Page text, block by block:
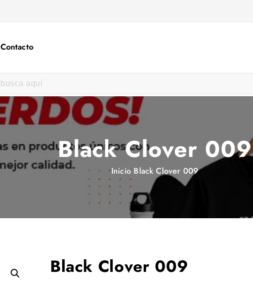
Contacto
Black Clover 009
Inicio Black Clover 009
Black Clover 009